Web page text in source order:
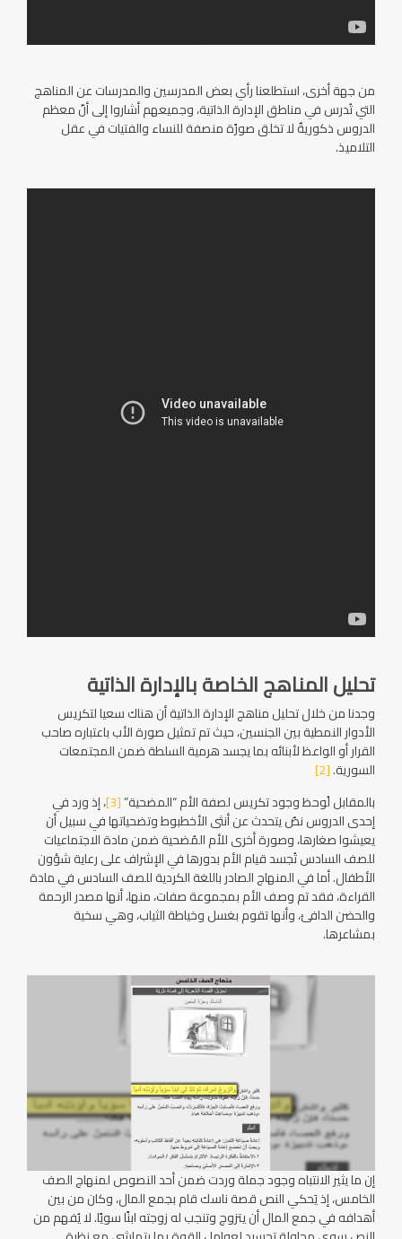
من جهة أخرى، استطلعنا رأي بعض المدرسين والمدرسات عن المناهج
التي تُدرس في مناطق الإدارة الذاتية، وجميعهم أشاروا إلى أنّ معظم
الدروس ذكوريةٌ لا تخلق صورًة منصفة للنساء والفتيات في عقل
التلاميذ.
تحليل المناهج الخاصة بالإدارة الذاتية
وجدنا من خلال تحليل مناهج الإدارة الذاتية أن هناك سعيا لتكريس
الأدوار النمطية بين الجنسين، حيث تم تمثيل صورة الأب باعتباره صاحب
القرار أو الواعظ لأبنائه بما يجسد هرمية السلطة ضمن المجتمعات
السورية.[2]
بالمقابل لُوحظ وجود تكريس لصفة الأم “المضحية”[3] ، إذ ورد في
إحدى الدروس نصٌ يتحدث عن أنثى الأخطبوط وتضحياتها في سبيل أن
يعيشوا صغارها، وصورة أخرى للأم المُضحية ضمن مادة الاجتماعيات
للصف السادس تُجسد قيام الأم بدورها في الإشراف على رعاية شؤون
الأطفال. أما في المنهاج الصادر باللغة الكردية للصف السادس في مادة
القراءة، فقد تم وصف الأم بمجموعة صفات، منها، أنها مصدر الرحمة
والحضن الدافئ، وأنها تقوم بغسل وخياطة الثياب، وهي سخية
بمشاعرها.
إن ما يثير الانتباه وجود جملة وردت ضمن أحد النصوص لمنهاج الصف
الخامس، إذ يَحكي النص قصة ناسك قام بجمع المال، وكان من بين
أهدافه في جمع المال أن يتزوج وتنجب له زوجته ابنًا سويًا. لا يُفهم من